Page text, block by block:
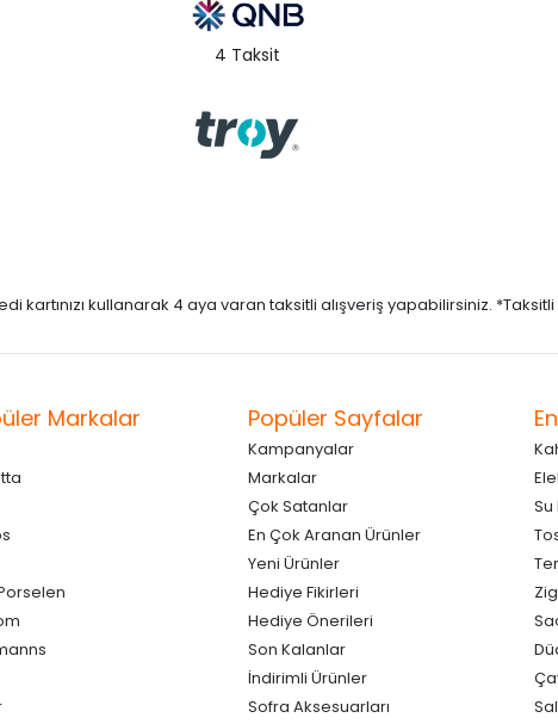
4 Taksit
kullanarak 4 aya varan taksitli alışveriş yapabilirsiniz. *Taksitli
Markalar Popüler Sayfalar
Kampanyalar
Markalar
Çok Satanlar
En Çok Aranan Ürünler
Yeni Ürünler
Hediye Fikirleri
Hediye Önerileri
Son Kalanlar
İndirimli Ürünler
Sofra Aksesuarları
Su